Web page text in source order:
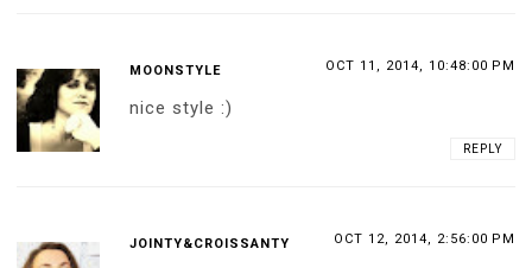
MOONSTYLE OCT 11, 2014, 10:48:00 PM
nice style :)
REPLY
JOINTY&CROISSANTY OCT 12, 2014, 2:56:00 PM